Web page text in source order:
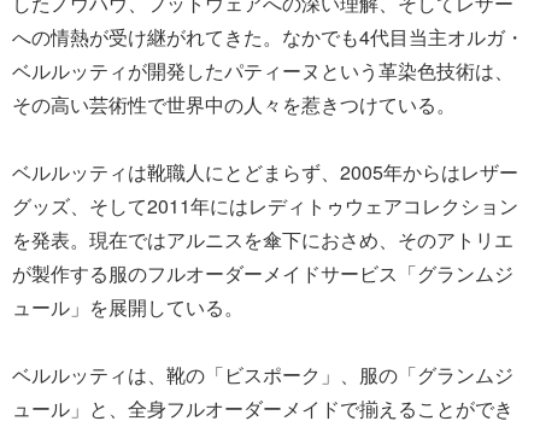
への情熱が受け継がれてきた。なかでも4代目当主オルガ・
ベルルッティが開発したパティーヌという革染色技術は、
その高い芸術性で世界中の人々を惹きつけている。
ベルルッティは靴職人にとどまらず、2005年からはレザー
グッズ、そして2011年にはレディトゥウェアコレクション
を発表。現在ではアルニスを傘下におさめ、そのアトリエ
が製作する服のフルオーダーメイドサービス「グランムジ
ュール」を展開している。
ベルルッティは、靴の「ビスポーク」、服の「グランムジ
ュール」と、全身フルオーダーメイドで揃えることができ